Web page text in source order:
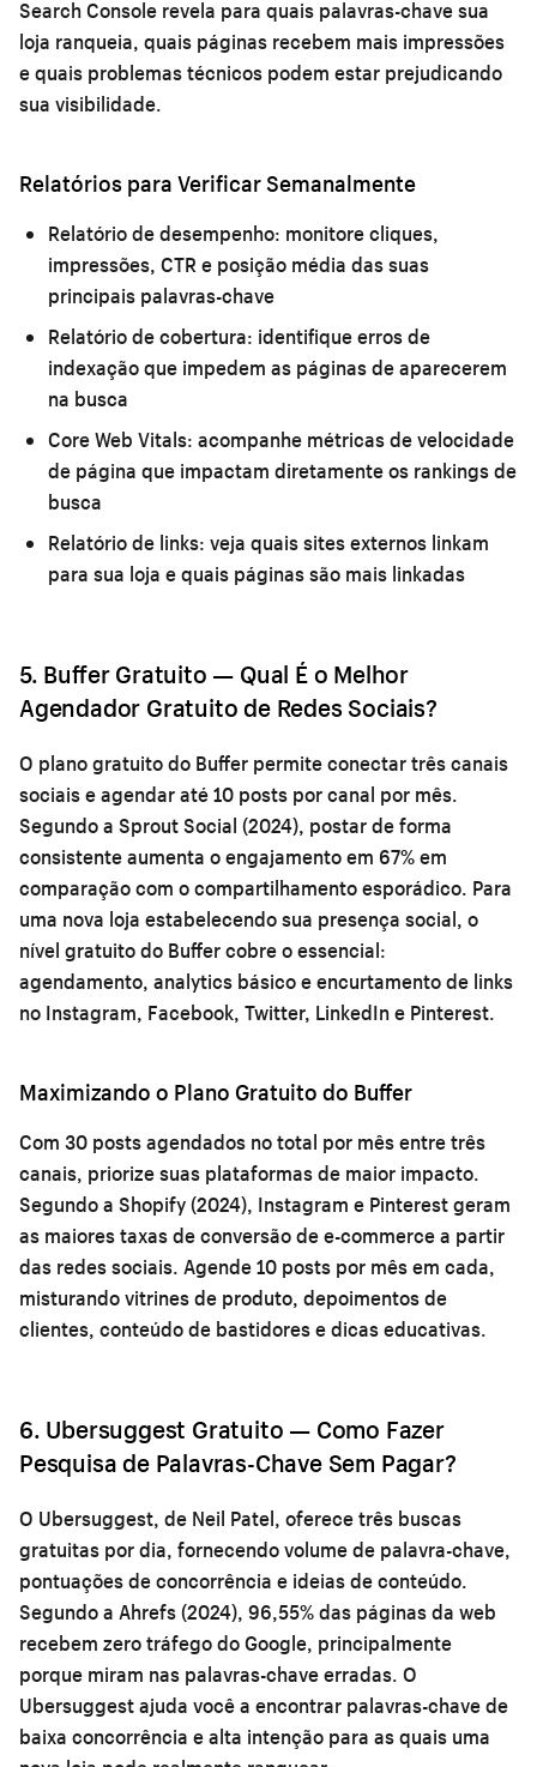
Search Console revela para quais palavras-chave sua
loja ranqueia, quais páginas recebem mais impressões
e quais problemas técnicos podem estar prejudicando
sua visibilidade.
Relatórios para Verificar Semanalmente
Relatório de desempenho: monitore cliques,
impressões, CTR e posição média das suas
principais palavras-chave
Relatório de cobertura: identifique erros de
indexação que impedem as páginas de aparecerem
na busca
Core Web Vitals: acompanhe métricas de velocidade
de página que impactam diretamente os rankings de
busca
Relatório de links: veja quais sites externos linkam
para sua loja e quais páginas são mais linkadas
5. Buffer Gratuito — Qual É o Melhor
Agendador Gratuito de Redes Sociais?
O plano gratuito do Buffer permite conectar três canais
sociais e agendar até 10 posts por canal por mês.
Segundo a Sprout Social (2024), postar de forma
consistente aumenta o engajamento em 67% em
comparação com o compartilhamento esporádico. Para
uma nova loja estabelecendo sua presença social, o
nível gratuito do Buffer cobre o essencial:
agendamento, analytics básico e encurtamento de links
no Instagram, Facebook, Twitter, LinkedIn e Pinterest.
Maximizando o Plano Gratuito do Buffer
Com 30 posts agendados no total por mês entre três
canais, priorize suas plataformas de maior impacto.
Segundo a Shopify (2024), Instagram e Pinterest geram
as maiores taxas de conversão de e-commerce a partir
das redes sociais. Agende 10 posts por mês em cada,
misturando vitrines de produto, depoimentos de
clientes, conteúdo de bastidores e dicas educativas.
6. Ubersuggest Gratuito — Como Fazer
Pesquisa de Palavras-Chave Sem Pagar?
O Ubersuggest, de Neil Patel, oferece três buscas
gratuitas por dia, fornecendo volume de palavra-chave,
pontuações de concorrência e ideias de conteúdo.
Segundo a Ahrefs (2024), 96,55% das páginas da web
recebem zero tráfego do Google, principalmente
porque miram nas palavras-chave erradas. O
Ubersuggest ajuda você a encontrar palavras-chave de
baixa concorrência e alta intenção para as quais uma